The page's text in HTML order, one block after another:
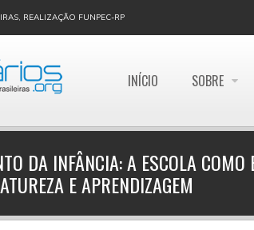
REALIZAÇÃO FUNPEC-RP
INÍCIO SOBRE
DA INFÂNCIA: A ESCOLA COMO
E APRENDIZAGEM